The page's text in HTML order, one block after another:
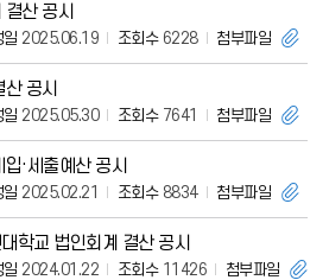
산 공시
일 2025.06.19 조회수6228 첨부파일
공시
일 2025.05.30 조회수7641 첨부파일
·세출예산 공시
일 2025.02.21 조회수8834 첨부파일
학교 법인회계 결산 공시
일 2024.01.22 조회수11426 첨부파일